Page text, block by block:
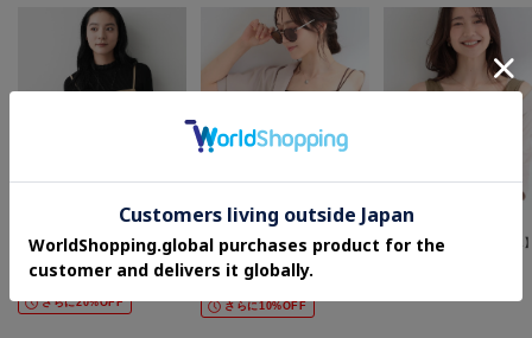
【セットアップ可・洗える】ギャザーレイヤードキャミソール
2,798
60%OFF
さらに20%OFF
SHOO・LA・RUE
【洗濯機可/S-LL】カップ付き Wストラップ テレコキャミソール
¥1,742
%OFF
さらに10%OFF
SHOO・LA・RUE